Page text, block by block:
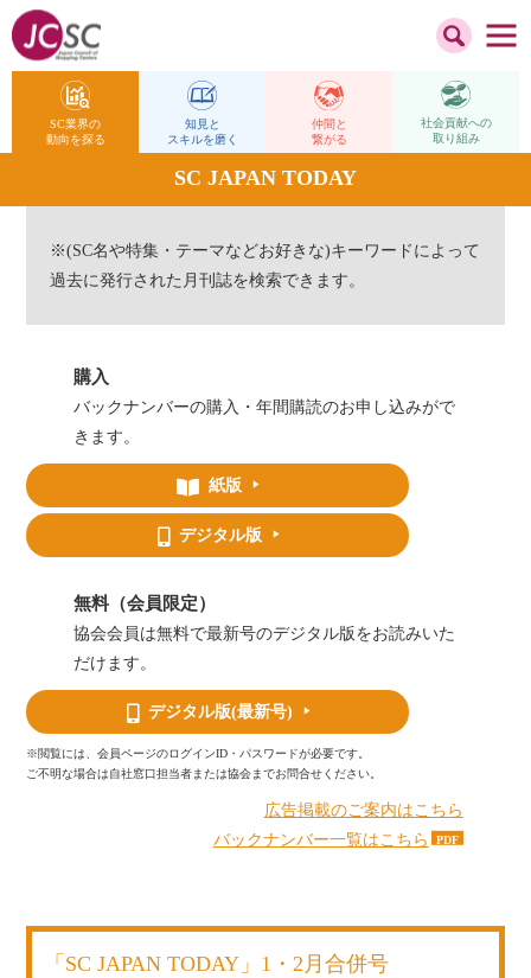
SC業界の
動向を探る
知見と
スキルを磨く
仲間と
繋がる
社会貢献への
取り組み
SC JAPAN TODAY
※(SC名や特集・テーマなどお好きな)キーワードによって
過去に発行された月刊誌を検索できます。
購入
バックナンバーの購入・年間購読のお申し込みがで
きます。
紙版
デジタル版
無料（会員限定）
協会会員は無料で最新号のデジタル版をお読みいた
だけます。
デジタル版(最新号)
※閲覧には、会員ページのログインID・パスワードが必要です。
ご不明な場合は自社窓口担当者または協会までお問合せください。
広告掲載のご案内はこちら
バックナンバー一覧はこちら
「SC JAPAN TODAY」1・2月合併号